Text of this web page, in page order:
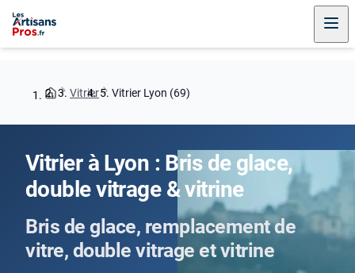
Vitrier Vitrier Lyon (69)
Vitrier à Lyon : Bris de glace,
double vitrage & vitrine
Bris de glace, remplacement de
vitre, double vitrage et vitrine